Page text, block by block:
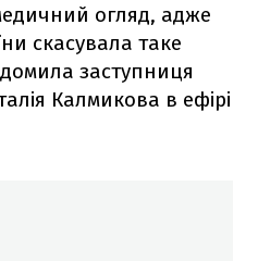
огляд, адже
скасувала таке
заступниця
Калмикова в ефірі